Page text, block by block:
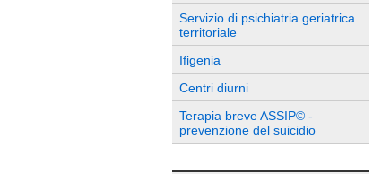
Servizio di psichiatria geriatrica
territoriale
Ifigenia
Centri diurni
Terapia breve ASSIP© -
prevenzione del suicidio